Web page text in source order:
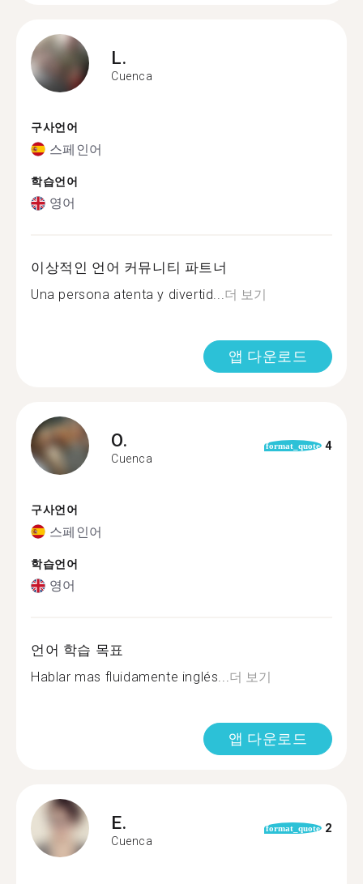
L.
Cuenca
구사언어
스페인어
학습언어
영어
이상적인 언어 커뮤니티 파트너
Una persona atenta y divertid...더 보기
앱 다운로드
O.
Cuenca
format_quote 4
구사언어
스페인어
학습언어
영어
언어 학습 목표
Hablar mas fluidamente inglés...더 보기
앱 다운로드
E.
Cuenca
format_quote 2